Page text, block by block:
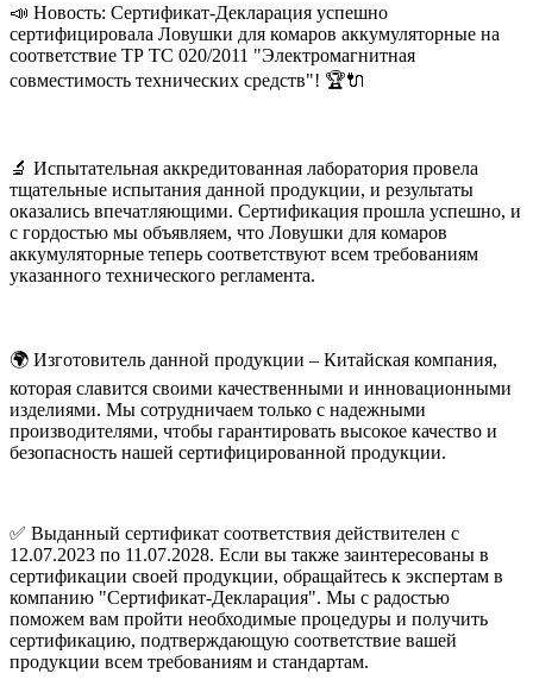
📣 Новость: Сертификат-Декларация успешно
сертифицировала Ловушки для комаров аккумуляторные на
соответствие ТР ТС 020/2011 "Электромагнитная
совместимость технических средств"! 🏆🔌
🔬 Испытательная аккредитованная лаборатория провела
тщательные испытания данной продукции, и результаты
оказались впечатляющими. Сертификация прошла успешно, и
с гордостью мы объявляем, что Ловушки для комаров
аккумуляторные теперь соответствуют всем требованиям
указанного технического регламента.
🌍 Изготовитель данной продукции – Китайская компания,
которая славится своими качественными и инновационными
изделиями. Мы сотрудничаем только с надежными
производителями, чтобы гарантировать высокое качество и
безопасность нашей сертифицированной продукции.
✅ Выданный сертификат соответствия действителен с
12.07.2023 по 11.07.2028. Если вы также заинтересованы в
сертификации своей продукции, обращайтесь к экспертам в
компанию "Сертификат-Декларация". Мы с радостью
поможем вам пройти необходимые процедуры и получить
сертификацию, подтверждающую соответствие вашей
продукции всем требованиям и стандартам.